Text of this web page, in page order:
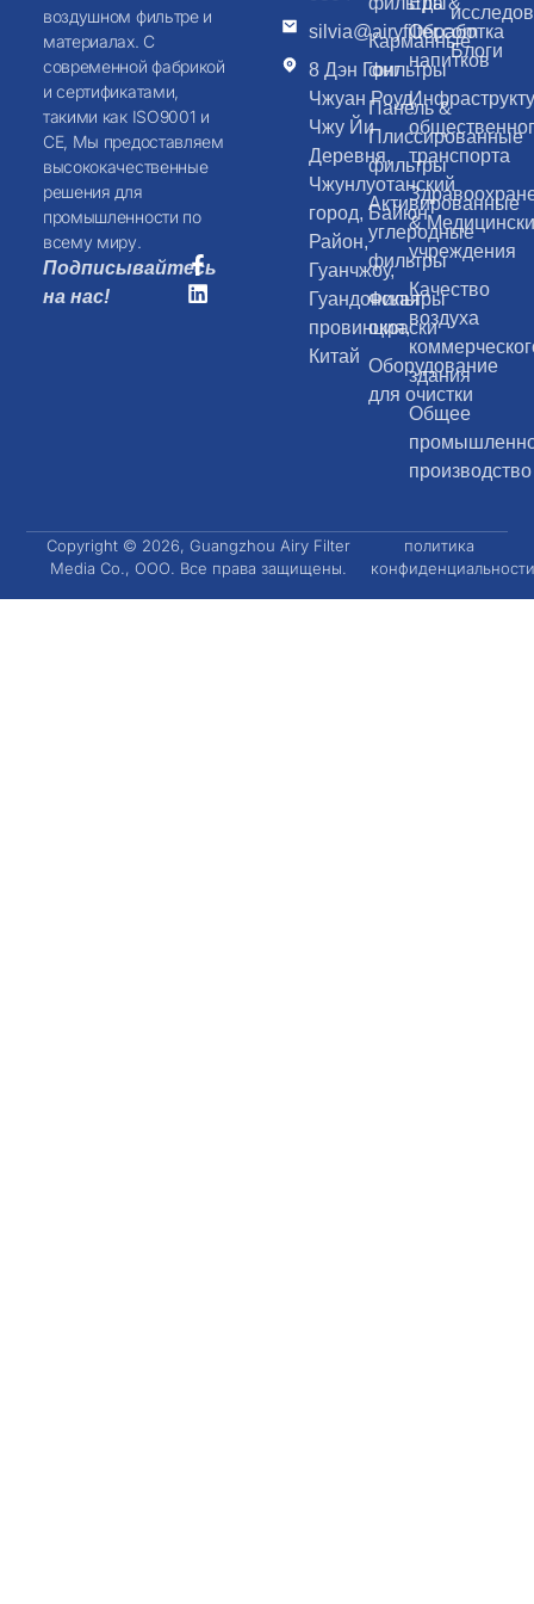
воздушном фильтре и
материалах. С
современной фабрикой
и сертификатами,
такими как ISO9001 и
CE, Мы предоставляем
высококачественные
решения для
промышленности по
всему миру.
Подписывайтесь
на нас!
Карманные
фильтры
Панель &
Плиссированные
фильтры
Активированные
углеродные
фильтры
Фильтры
окраски
Оборудование
для очистки
Обработка
напитков
транспорта
&
учреждения
Качество
воздуха
здания
Общее
производство
Блоги
silvia@airyfilter.com
8 Дэн Гонг
Чжуан Роуд,
Чжу Йи
Деревня,
Чжунлуотанский
город, Байюн
Район,
Гуанчжоу,
Гуандонская
провинция,
Китай
Copyright © 2026, Guangzhou Airy Filter
Media Co., ООО. Все права защищены.
политика